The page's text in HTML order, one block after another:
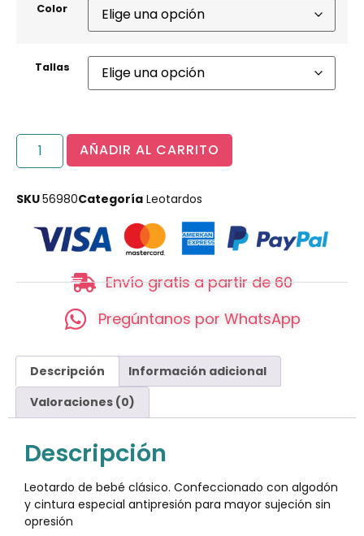
Color
Tallas
AÑADIR AL CARRITO
SKU56980Categoría Leotardos
Envío gratis a partir de 60
Pregúntanos por WhatsApp
Descripción
Información adicional
Valoraciones (0)
Descripción
Leotardo de bebé clásico. Confeccionado con algodón
y cintura especial antipresión para mayor sujeción sin
opresión